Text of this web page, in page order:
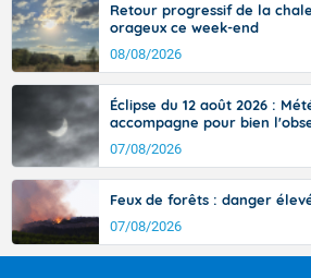
Retour progressif de la
orageux ce week-end
08/08/2026
Éclipse du 12 août 2026 :
accompagne pour bien
07/08/2026
Feux de forêts : danger
07/08/2026